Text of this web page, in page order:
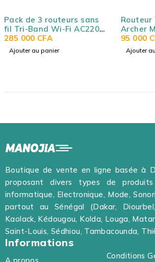
Routeur WiFi TP-LINK
Archer MR505 Gigabit
AC1200 bi-bande (AC867
+ N300) et modem 4G+
Cat6
95 000 CFA
Ajouter au panier
5 ports
USB -
70 000
Ajouter
Boutique de vente en ligne basée à
proposant divers types de produits
informatique, Electronique, Mode,
partout au Sénégal (Dakar,
Kaolack, Kédougou, Kolda, Louga,
Saint-Louis, Sédhiou, Tambacounda,
Informations
A propos
Conditions